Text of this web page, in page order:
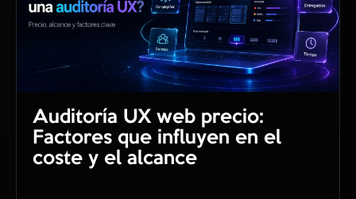
Auditoría UX web precio:
Factores que influyen en el
coste y el alcance